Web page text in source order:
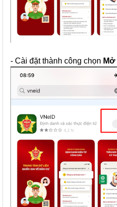
- Cài đặt thành công chọn Mở